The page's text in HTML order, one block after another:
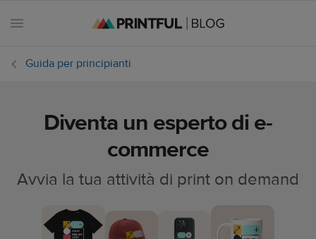
commerce
Guida per principianti
Diventa un esperto di e-
commerce
Avvia la tua attività di print on demand